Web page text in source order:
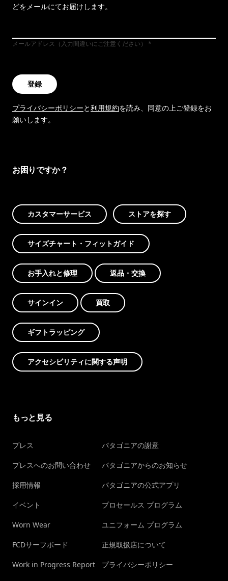
どをメールにてお届けします。
メールアドレス（入力間違いにご注意ください）
登録
プライバシーポリシーと利用規約を読み、同意の上ご登録をお
願いします。
お困りですか？
カスタマーサービス ストアを探す
サイズチャート・フィットガイド
お手入れと修理 返品・交換
サインイン 買取
ギフトラッピング
アクセシビリティに関する声明
もっと見る
プレス
プレスへのお問い合わせ
採用情報
イベント
Worn Wear
FCDサーフボード
Work in Progress Report
パタゴニアの謝意
パタゴニアからのお知らせ
パタゴニアの公式アプリ
プロセールス プログラム
ユニフォーム プログラム
正規取扱店について
プライバシーポリシー